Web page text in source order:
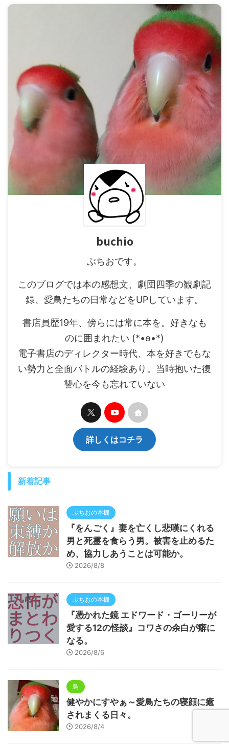
buchio
ぶちおです。
このブログでは本の感想文、劇団四季の観劇記
録、愛鳥たちの日常などをUPしています。
書店員歴19年、傍らには常に本を。好きなも
のに囲まれたい (*•ө•*)
電子書店のディレクター時代、本を好きでもな
い勢力と全面バトルの経験あり。当時抱いた復
讐心を今も忘れていない
詳しくはコチラ
新着記事
ぶちおの本棚
『をんごく』妻を亡くし悲嘆にくれる
男と死霊を食らう男。被害を止めるた
め、協力しあうことは可能か。
2026/8/8
ぶちおの本棚
『憑かれた鏡 エドワード・ゴーリーが
愛する12の怪談』コワさの余白が癖に
なる。
2026/8/6
鳥
健やかにすやぁ～愛鳥たちの寝顔に癒
されまくる日々。
2026/8/4